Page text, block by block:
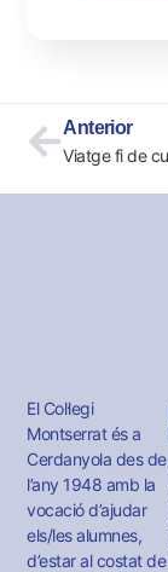
Anterior
El Col·legi
Montserrat és a
Cerdanyola des de
l’any 1948 amb la
vocació d’ajudar
els/les alumnes,
d’estar al costat de